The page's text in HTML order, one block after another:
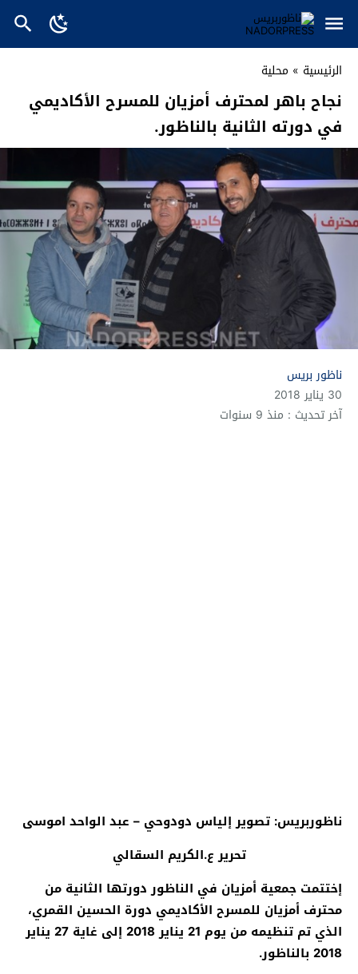
الرئيسية » محلية
نجاح باهر لمحترف أمزيان للمسرح الأكاديمي
في دورته الثانية بالناظور.
ناظور بريس
30 يناير 2018
آخر تحديث : منذ 9 سنوات
ناظوربريس: تصوير إلياس دودوحي – عبد الواحد اموسى
تحرير ع.الكريم السقالي
إختتمت جمعية أمزيان في الناظور دورتها الثانية من
محترف أمزيان للمسرح الأكاديمي دورة الحسين القمري،
الذي تم تنظيمه من يوم 21 يناير 2018 إلى غاية 27 يناير
2018 بالناظور.